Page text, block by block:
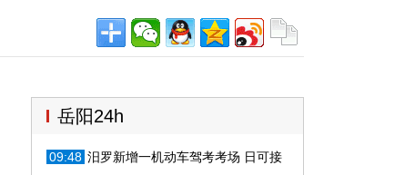
岳阳24h
09:48 汨罗新增一机动车驾考考场 日可接